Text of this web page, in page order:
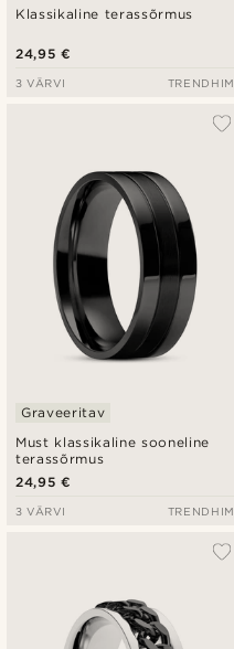
Klassikaline terassõrmus
24,95 €
3 VÄRVI TRENDHIM
Must klassikaline sooneline
terassõrmus
Graveeritav
24,95 €
3 VÄRVI TRENDHIM